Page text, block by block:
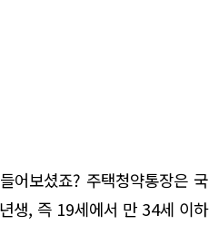
어보셨죠? 주택청약통장은 국
생, 즉 19세에서 만 34세 이하